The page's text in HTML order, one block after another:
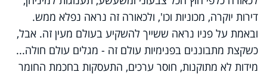
דירות יוקרה, מכוניות וכו', ולכאורה זה נראה נפלא ממש.
ובאמת על פניו נראה ששייך להשקיע בעולם מעין זה. אבל,
כשקצת מתבוננים בפנימיות עולם זה - מגלים עולם חולה...
מידות לא מתוקנות, חוסר ערכים, התעסקות בחכמת החומר